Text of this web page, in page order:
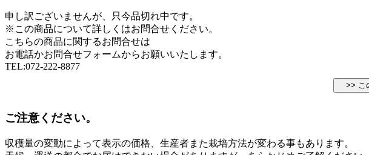
申し訳ございませんが、只今品切れ中です。
※この商品について詳しくはお問合せください。
こちらの商品に関するお問合せは
お電話かお問合せフォームからお願いいたします。
TEL:072-222-8877
ご注意ください。
収穫量の変動によって表示の価格、生産者また栽培方法が変わる事もあります。